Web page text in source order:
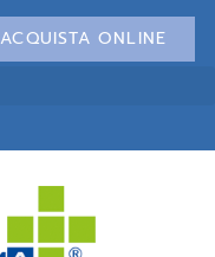
ACQUISTA ONLINE